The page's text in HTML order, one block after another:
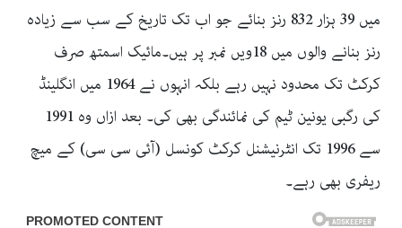
میں 39 ہزار 832 رنز بنائے جو اب تک تاریخ کے سب سے زیادہ
رنز بنانے والوں میں 18ویں نمبر پر ہیں۔مائیک اسمتھ صرف
کرکٹ تک محدود نہیں رہے بلکہ انہوں نے 1964 میں انگلینڈ
کی رگبی یونین ٹیم کی نمائندگی بھی کی۔ بعد ازاں وہ 1991
سے 1996 تک انٹرنیشنل کرکٹ کونسل (آئی سی سی) کے میچ
ریفری بھی رہے۔